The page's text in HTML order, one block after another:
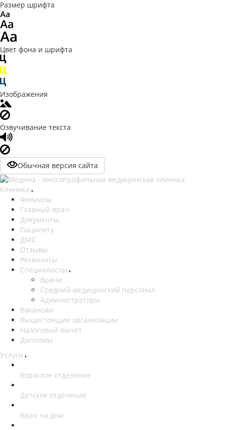
Размер шрифта
Цвет фона и шрифта
Изображения
Озвучивание текста
Обычная версия сайта
Клиника
Филиалы
Главный врач
Документы
Пациенту
ДМС
Отзывы
Реквизиты
Специалисты
Врачи
Средний медицинский персонал
Администраторы
Вакансии
Вышестоящие организации
Налоговый вычет
Дипломы
Услуги
Взрослое отделение
Детское отделение
Врач на дом